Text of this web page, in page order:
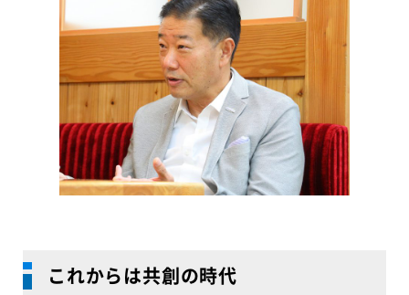
これからは共創の時代